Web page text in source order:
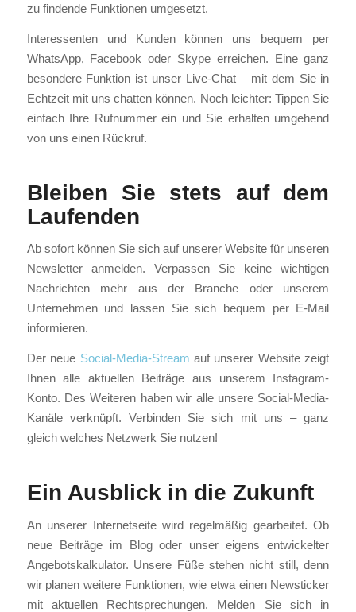
zu findende Funktionen umgesetzt.
Interessenten und Kunden können uns bequem per
WhatsApp, Facebook oder Skype erreichen. Eine ganz
besondere Funktion ist unser Live-Chat – mit dem Sie in
Echtzeit mit uns chatten können. Noch leichter: Tippen Sie
einfach Ihre Rufnummer ein und Sie erhalten umgehend
von uns einen Rückruf.
Bleiben Sie stets auf dem
Laufenden
Ab sofort können Sie sich auf unserer Website für unseren
Newsletter anmelden. Verpassen Sie keine wichtigen
Nachrichten mehr aus der Branche oder unserem
Unternehmen und lassen Sie sich bequem per E-Mail
informieren.
Der neue Social-Media-Stream auf unserer Website zeigt
Ihnen alle aktuellen Beiträge aus unserem Instagram-
Konto. Des Weiteren haben wir alle unsere Social-Media-
Kanäle verknüpft. Verbinden Sie sich mit uns – ganz
gleich welches Netzwerk Sie nutzen!
Ein Ausblick in die Zukunft
An unserer Internetseite wird regelmäßig gearbeitet. Ob
neue Beiträge im Blog oder unser eigens entwickelter
Angebotskalkulator. Unsere Füße stehen nicht still, denn
wir planen weitere Funktionen, wie etwa einen Newsticker
mit aktuellen Rechtsprechungen. Melden Sie sich in